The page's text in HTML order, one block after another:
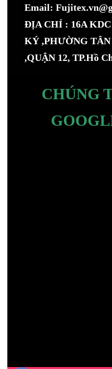
Email:
ĐỊA CHỈ : 16A
KÝ ,PHƯỜNG
,QUẬN 12, TP.Hồ
CHÚNG